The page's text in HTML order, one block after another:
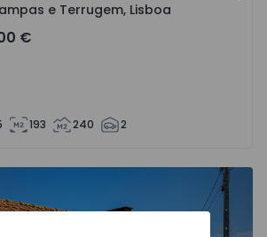
e Terrugem, Lisboa
€
193 240 2
Montemor-o-Velho, Arazede -